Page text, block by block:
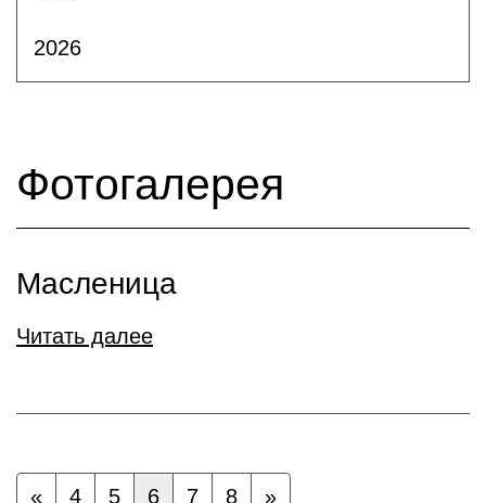
2026
Фотогалерея
Масленица
Читать далее
« 4 5 6 7 8 »